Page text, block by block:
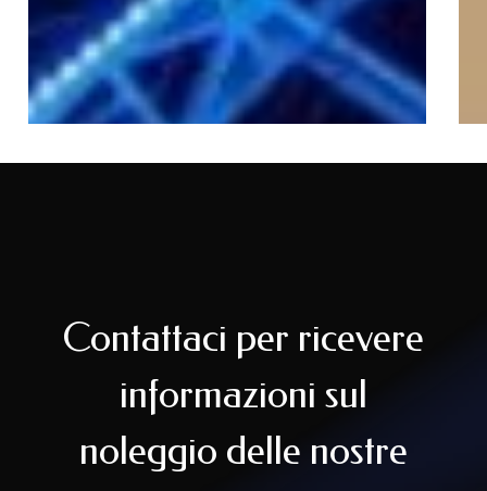
Contattaci per ricevere
informazioni sul
noleggio delle nostre